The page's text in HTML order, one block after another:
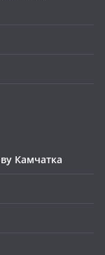
Камчатка